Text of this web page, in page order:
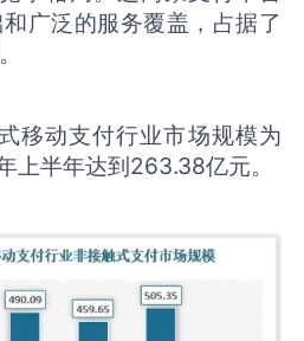
广泛的服务覆盖，占据了
移动支付行业市场规模为
半年达到263.38亿元。